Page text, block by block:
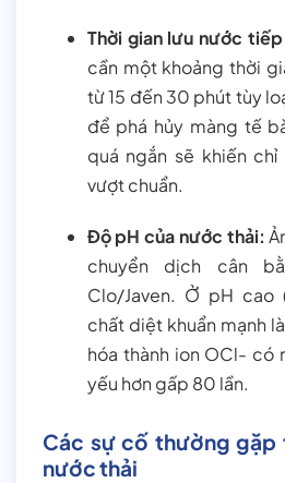
Thời gian lưu nước
cần một khoảng thời
từ 15 đến 30 phút tùy
để phá hủy màng tế
quá ngắn sẽ khiến
vượt chuẩn.
Độ pH của nước thải:
chuyển dịch cân
Clo/Javen. Ở pH cao
chất diệt khuẩn mạnh
hóa thành ion OCl- có
yếu hơn gấp 80 lần.
Các sự cố thường gặp
nước thải